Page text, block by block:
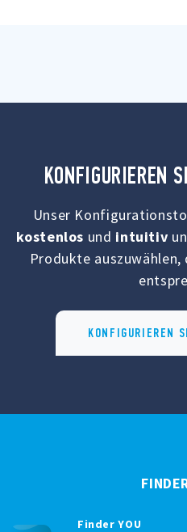
KONFIGURIEREN
Unser
kostenlos und intuitiv
Produkte
KONFIGURIEREN
Finder YOU